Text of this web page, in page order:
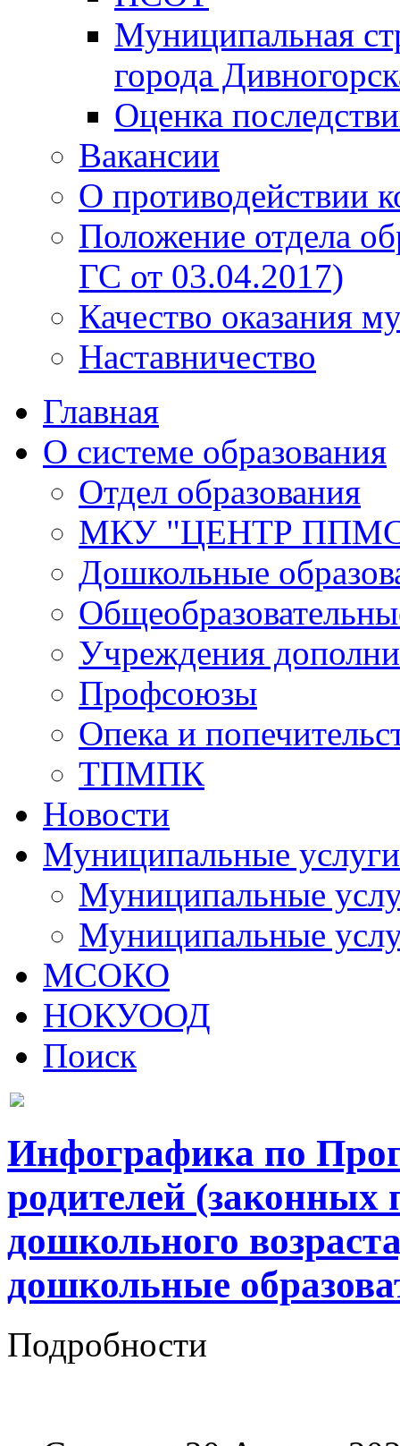
Муниципальная
города
Оценка
Вакансии
О противодействии
Положение отдела
ГС от 03.04.2017)
Качество оказания
Наставничество
Главная
О системе образования
Отдел образования
МКУ "ЦЕНТР
Дошкольные
Учреждения
Профсоюзы
Опека и
ТПМПК
Новости
Муниципальные услуги
Муниципальные
Муниципальные
МСОКО
НОКУООД
Поиск
Инфографика по
родителей (законных
дошкольного
дошкольные
Подробности